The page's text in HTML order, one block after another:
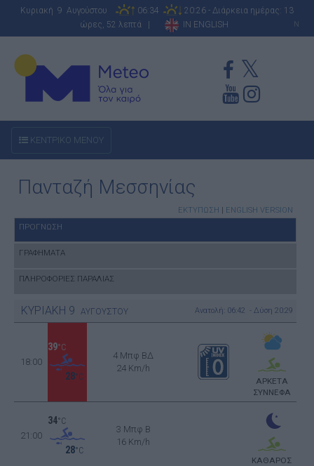
Κυριακή 9 Αυγούστου 06:34
20:26 - Διάρκεια ημέρας: 13
ώρες, 52 λεπτά |
IN ENGLISH N
ΚΕΝΤΡΙΚΟ ΜΕΝΟΥ
Πανταζή Μεσσηνίας
ΕΚΤΥΠΩΣΗ | ENGLISH VERSION
ΠΡΟΓΝΩΣΗ
ΓΡΑΦΗΜΑΤΑ
ΠΛΗΡΟΦΟΡΙΕΣ ΠΑΡΑΛΙΑΣ
ΚΥΡΙΑΚΗ 9 ΑΥΓΟΥΣΤΟΥ Ανατολή: 06:42 - Δύση 20:29
18:00
39°C
28°C
4 Μπφ ΒΔ
24 Km/h
ΑΡΚΕΤΑ
ΣΥΝΝΕΦΑ
21:00
34°C
28°C
3 Μπφ B
16 Km/h
ΚΑΘΑΡΟΣ